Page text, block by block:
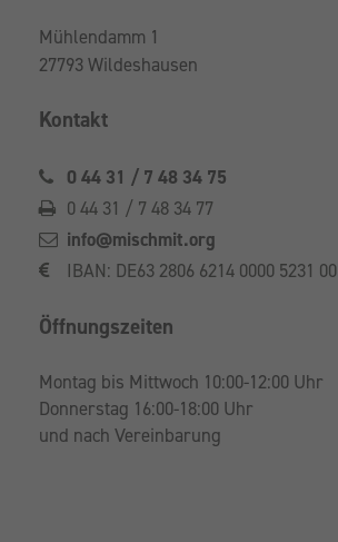
Mühlendamm 1
27793 Wildeshausen
Kontakt
0 44 31 / 7 48 34 75
0 44 31 / 7 48 34 77
info@mischmit.org
IBAN: DE63 2806 6214 0000 5231 00
Öffnungszeiten
Montag bis Mittwoch 10:00-12:00 Uhr
Donnerstag 16:00-18:00 Uhr
und nach Vereinbarung